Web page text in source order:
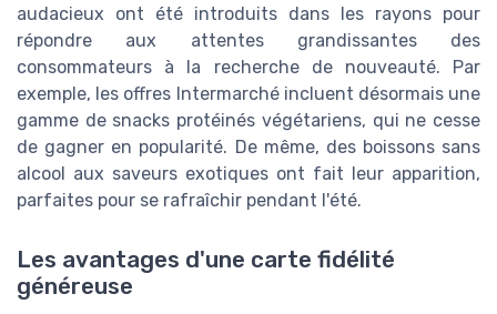
audacieux ont été introduits dans les rayons pour
répondre aux attentes grandissantes des
consommateurs à la recherche de nouveauté. Par
exemple, les offres Intermarché incluent désormais une
gamme de snacks protéinés végétariens, qui ne cesse
de gagner en popularité. De même, des boissons sans
alcool aux saveurs exotiques ont fait leur apparition,
parfaites pour se rafraîchir pendant l'été.
Les avantages d'une carte fidélité
généreuse